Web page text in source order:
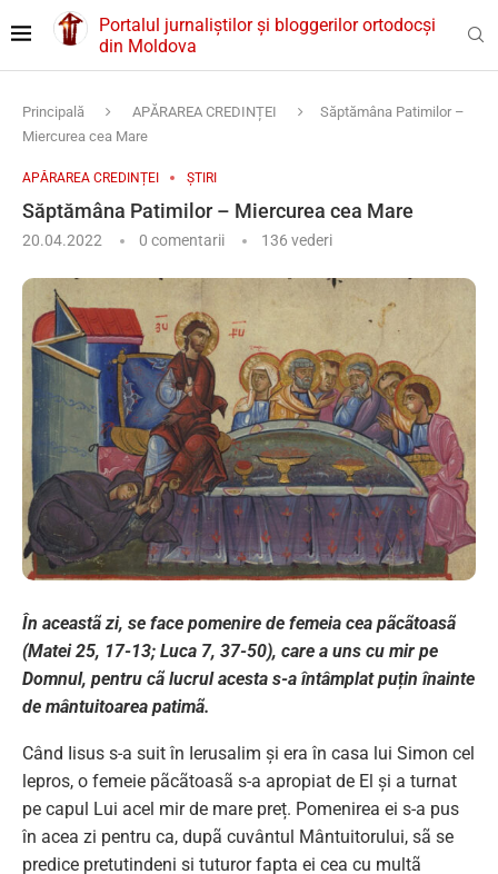
Portalul jurnaliștilor și bloggerilor ortodocși
din Moldova
Principală APĂRAREA CREDINȚEI
Săptămâna Patimilor –
Miercurea cea Mare
APĂRAREA CREDINȚEI ȘTIRI
Săptămâna Patimilor – Miercurea cea Mare
20.04.2022 0 comentarii 136 vederi
În aceastã zi, se face pomenire de femeia cea pãcãtoasã
(Matei 25, 17-13; Luca 7, 37-50), care a uns cu mir pe
Domnul, pentru cã lucrul acesta s-a întâmplat puțin înainte
de mântuitoarea patimã.
Când Iisus s-a suit în Ierusalim și era în casa lui Simon cel
lepros, o femeie pãcãtoasã s-a apropiat de El și a turnat
pe capul Lui acel mir de mare preț. Pomenirea ei s-a pus
în acea zi pentru ca, dupã cuvântul Mântuitorului, sã se
predice pretutindeni si tuturor fapta ei cea cu multã